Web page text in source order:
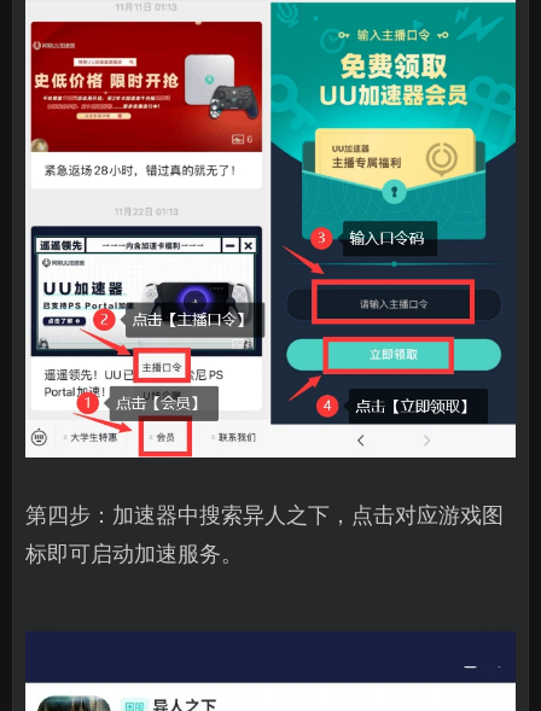
第四步：加速器中搜索异人之下，点击对应游戏图
标即可启动加速服务。